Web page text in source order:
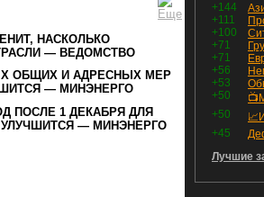
НАСКОЛЬКО
— ВЕДОМСТВО
ОБЩИХ И АДРЕСНЫХ МЕР
— МИНЭНЕРГО
ПОСЛЕ 1 ДЕКАБРЯ ДЛЯ
— МИНЭНЕРГО
+144
+111
+100
+71
+71
+56
+53
+50
+50
+45
Лучшие